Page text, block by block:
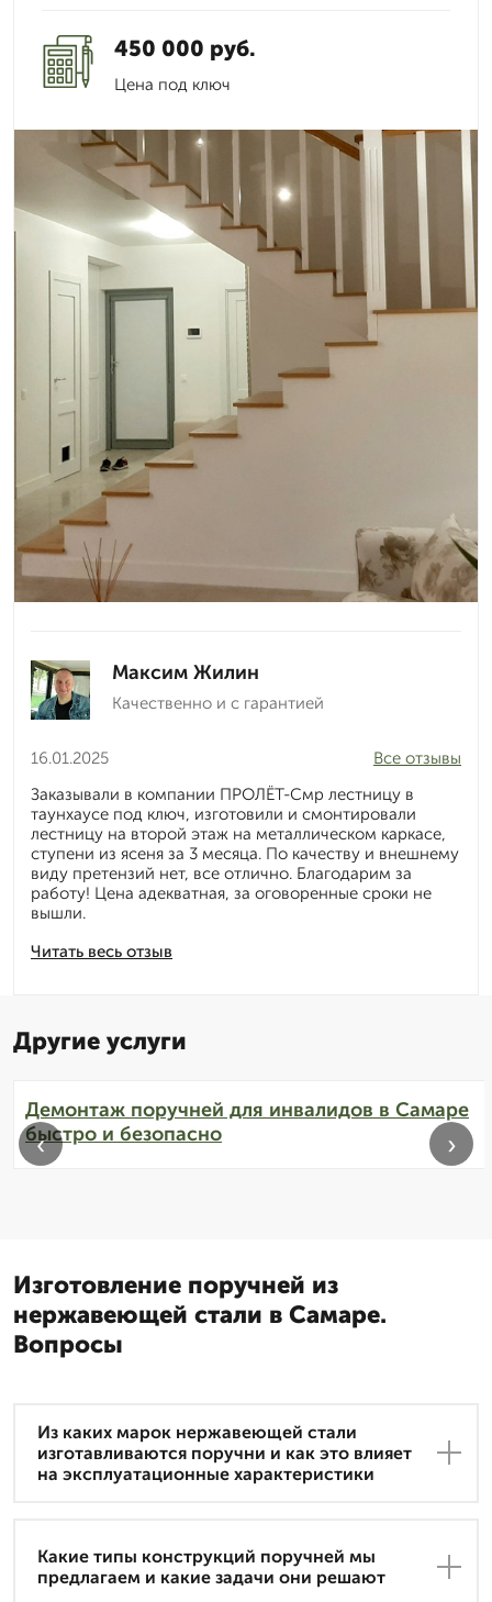
450 000 руб.
Цена под ключ
Максим Жилин
Качественно и с гарантией
16.01.2025
Читать весь отзыв
Все отзывы
Заказывали в компании ПРОЛЁТ-Смр лестницу в
таунхаусе под ключ, изготовили и смонтировали
лестницу на второй этаж на металлическом каркасе,
ступени из ясеня за 3 месяца. По качеству и внешнему
виду претензий нет, все отлично. Благодарим за
работу! Цена адекватная, за оговоренные сроки не
вышли.
Другие услуги
Демонтаж поручней для инвалидов в Самаре
быстро и безопасно
‹ ›
Изготовление поручней из
нержавеющей стали в Самаре.
Вопросы
Из каких марок нержавеющей стали
изготавливаются поручни и как это влияет
на эксплуатационные характеристики
Какие типы конструкций поручней мы
предлагаем и какие задачи они решают